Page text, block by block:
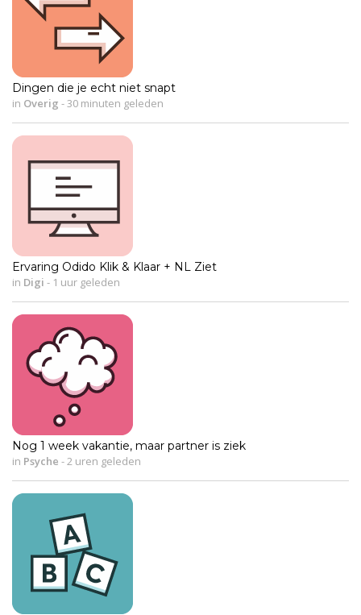
Dingen die je echt niet snapt
in Overig - 30 minuten geleden
Ervaring Odido Klik & Klaar + NL Ziet
in Digi - 1 uur geleden
Nog 1 week vakantie, maar partner is ziek
in Psyche - 2 uren geleden